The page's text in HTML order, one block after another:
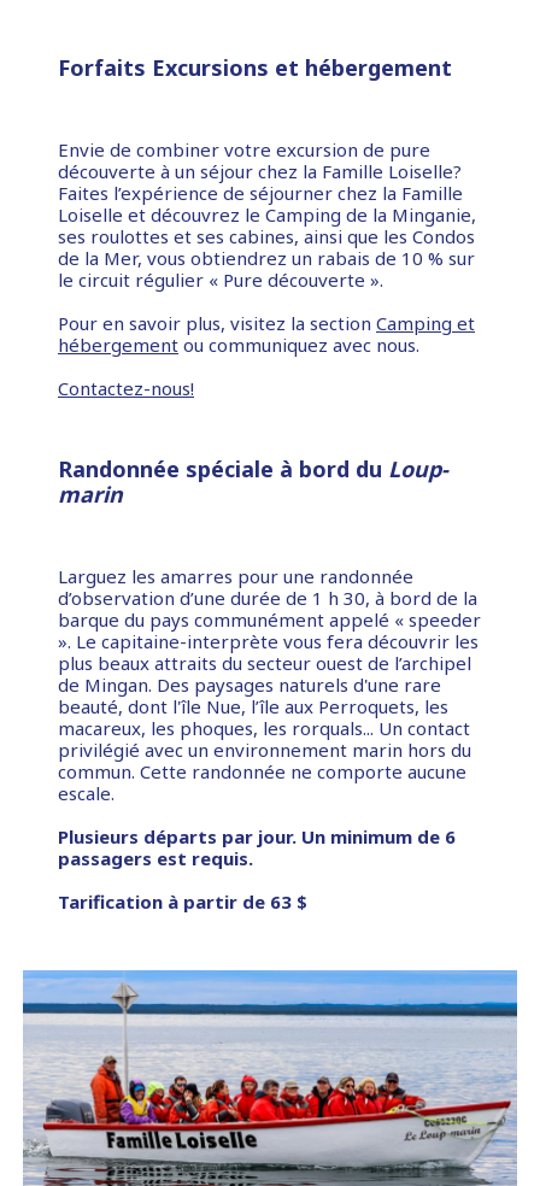
Forfaits Excursions et hébergement
Envie de combiner votre excursion de pure
découverte à un séjour chez la Famille Loiselle?
Faites l’expérience de séjourner chez la Famille
Loiselle et découvrez le Camping de la Minganie,
ses roulottes et ses cabines, ainsi que les Condos
de la Mer, vous obtiendrez un rabais de 10 % sur
le circuit régulier « Pure découverte ».
Pour en savoir plus, visitez la section Camping et
hébergement ou communiquez avec nous.
Contactez-nous!
Randonnée spéciale à bord du Loup-
marin
Larguez les amarres pour une randonnée
d’observation d’une durée de 1 h 30, à bord de la
barque du pays communément appelé « speeder
». Le capitaine-interprète vous fera découvrir les
plus beaux attraits du secteur ouest de l’archipel
de Mingan. Des paysages naturels d'une rare
beauté, dont l'île Nue, l’île aux Perroquets, les
macareux, les phoques, les rorquals... Un contact
privilégié avec un environnement marin hors du
commun. Cette randonnée ne comporte aucune
escale.
Plusieurs départs par jour. Un minimum de 6
passagers est requis.
Tarification à partir de 63 $